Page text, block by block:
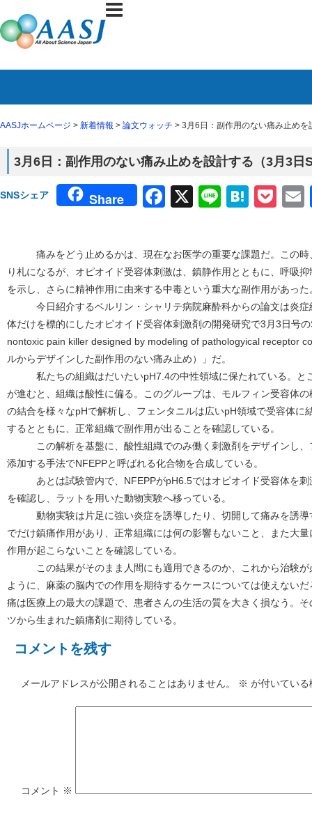
AASJホームページ > 新着情報 > 論文ウォッチ > 3月6日：副作用のない痛み止め
3月6日：副作用のない痛み止めを設計する（3月3日
SNSシェア Share Facebook
X Line
痛みをどう止めるかは、現在なお医学の重要な課題だ。この時
り札になるが、オピオイド受容体刺激は、鎮静作用とともに、呼吸
を示し、さらに精神作用に由来する中毒という重大な副作用があった
今日紹介するベルリン・シャリテ病院麻酔科からの論文は炎症
体だけを標的にしたオピオイド受容体刺激剤の開発研究で3月3日号
nontoxic pain killer designed by modeling of pathologyical receptor
ルからデザインした副作用のない痛み止め）」だ。
私たちの組織はだいたいpH7.4の中性領域に保たれている。と
が進むと、組織は酸性に偏る。このグループは、モルフィン受容体
の結合を様々なpHで解析し、フェンタニルは広いpH領域で受容体に
するとともに、正常組織で副作用が出ることを確認している。
この解析を基盤に、酸性組織でのみ働く刺激剤をデザインし、
添加する手法でNFEPPと呼ばれる化合物を合成している。
あとは試験管内で、NFEPPがpH6.5ではオピオイド受容体を刺
を確認し、ラットを用いた動物実験へ移っている。
動物実験は片足に強い炎症を誘導したり、切開して痛みを誘導
でだけ鎮痛作用があり、正常組織には何の影響もないこと、また大
作用が起こらないことを確認している。
この結果がそのまま人間にも適用できるのか、これから治験が
ように、麻薬の脳内での作用を期待するケースについては使えない
痛は医療上の最大の課題で、患者さんの生活の質を大きく損なう。
ツから生まれた鎮痛剤に期待している。
コメントを残す
メールアドレスが公開されることはありません。 ※ が付いてい
コメント ※